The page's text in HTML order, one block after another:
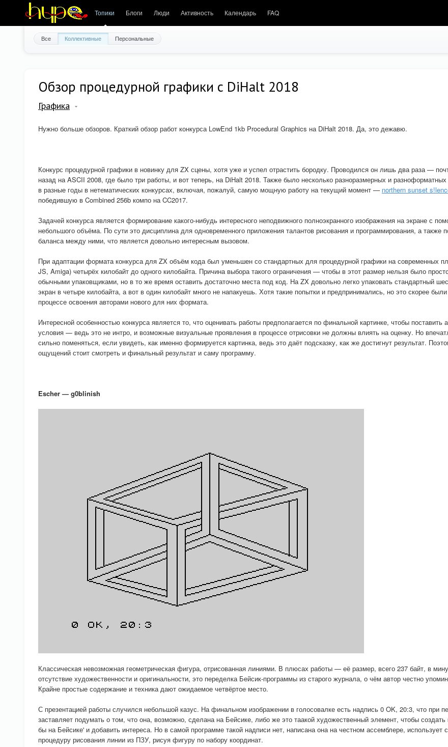
Топики Блоги Люди Активность Календарь FAQ
Все Коллективные Персональные
Обзор процедурной графики с DiHalt 2018
Графика
Нужно больше обзоров. Краткий обзор работ конкурса LowEnd 1kb Procedural Graphics на DiHalt 2018. Да, это дежавю.
Конкурс процедурной графики в новинку для ZX сцены, хотя уже и успел отрастить бородку. Проводился он лишь два раза —
назад на ASCII 2008, где было три работы, и вот теперь, на DiHalt 2018. Также было несколько разноразмерных и
в разные годы в нетематических конкурсах, включая, пожалуй, самую мощную работу на текущий момент — northern sunset
победившую в Combined 256b компо на CC2017.
Задачей конкурса является формирование какого-нибудь интересного неподвижного полноэкранного изображения на экране с
небольшого объёма. По сути это дисциплина для одновременного приложения талантов рисования и программирования, а также
баланса между ними, что является довольно интересным вызовом.
При адаптации формата конкурса для ZX объём кода был уменьшен со стандартных для процедурной графики на современных
JS, Amiga) четырёх килобайт до одного килобайта. Причина выбора такого ограничения — чтобы в этот размер нельзя было
обычными упаковщиками, но в то же время оставить достаточно места под код. На ZX довольно легко упаковать стандартный
экран в четыре килобайта, а вот в один килобайт много не напакуешь. Хотя такие попытки и предпринимались, но это скорее
процессе освоения авторами нового для них формата.
Интересной особенностью конкурса является то, что оценивать работы предполагается по финальной картинке, чтобы поставить
условия — ведь это не интро, и возможные визуальные проявления в процессе отрисовки не должны влиять на оценку. Но
сильно поменяться, если увидеть, как именно формируется картинка, ведь это даёт подсказку, как же достигнут результат.
ощущений стоит смотреть и финальный результат и саму программу.
Escher — g0blinish
Классическая невозможная геометрическая фигура, отрисованная линиями. В плюсах работы — её размер, всего 237 байт, в
отсутствие художественности и оригинальности, это переделка Бейсик-программы из старого журнала, о чём автор честно
Крайне простые содержание и техника дают ожидаемое четвёртое место.
С презентацией работы случился небольшой казус. На финальном изображении в голосовалке есть надпись 0 OK, 20:3, что при
заставляет подумать о том, что она, возможно, сделана на Бейсике, либо же это таакой художественный элемент, чтобы создать
бы на Бейсике' и добавить интереса. Но в самой программе такой надписи нет, написана она на честном ассемблере, использует
процедуру рисования линии из ПЗУ, рисуя фигуру по набору координат.